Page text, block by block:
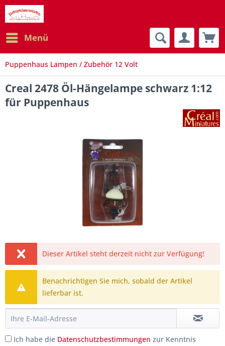
Menü
Puppenhaus Lampen / Zubehör 12 Volt
Creal 2478 Öl-Hängelampe schwarz 1:12
für Puppenhaus
Dieser Artikel steht derzeit nicht zur Verfügung!
Benachrichtigen Sie mich, sobald der Artikel
lieferbar ist.
Ich habe die Datenschutzbestimmungen zur Kenntnis